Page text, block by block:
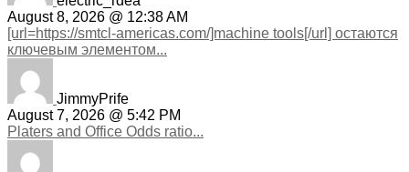
August 8, 2026 @ 12:38 AM
[url=https://smtcl-americas.com/]machine tools[/url] остаются
ключевым элементом...
JimmyPrife
August 7, 2026 @ 5:42 PM
Platers and Office Odds ratio...